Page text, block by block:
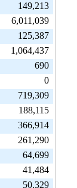
149,213
6,011,039
125,387
1,064,437
690
0
719,309
188,115
366,914
261,290
64,699
41,484
50,329